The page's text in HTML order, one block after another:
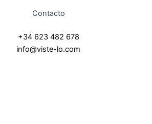
Contacto
+34 623 482 678
info@viste-lo.com